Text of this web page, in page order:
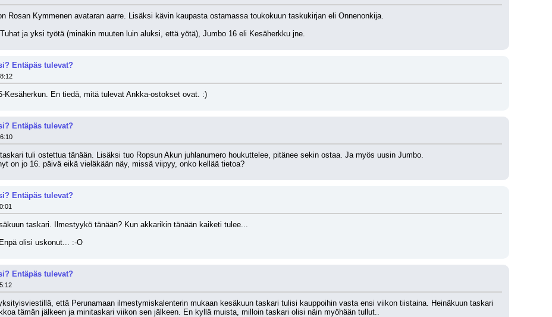
Rosan Kymmenen avataran aarre. Lisäksi kävin kaupasta ostamassa toukokuun taskukirjan eli Onnenonkija.
ja yksi työtä (minäkin muuten luin aluksi, että yötä), Jumbo 16 eli Kesäherkku jne.
Entäpäs tulevat?
Kesäherkun. En tiedä, mitä tulevat Ankka-ostokset ovat. :)
Entäpäs tulevat?
tuli ostettua tänään. Lisäksi tuo Ropsun Akun juhlanumero houkuttelee, pitänee sekin ostaa. Ja myös uusin Jumbo.
on jo 16. päivä eikä vieläkään näy, missä viipyy, onko kellää tietoa?
Entäpäs tulevat?
taskari. Ilmestyykö tänään? Kun akkarikin tänään kaiketi tulee...
olisi uskonut... :-O
Entäpäs tulevat?
että Perunamaan ilmestymiskalenterin mukaan kesäkuun taskari tulisi kauppoihin vasta ensi viikon tiistaina. Heinäkuun taskari
tämän jälkeen ja minitaskari viikon sen jälkeen. En kyllä muista, milloin taskari olisi näin myöhään tullut..